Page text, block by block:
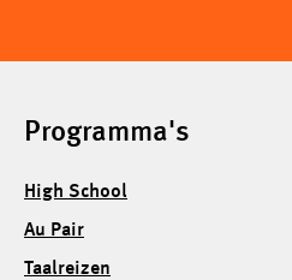
Programma's
High School
Au Pair
Taalreizen